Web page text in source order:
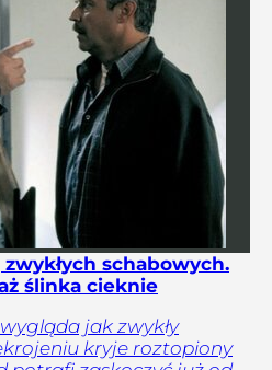
schabowych.
ślinka cieknie
jak zwykły
kryje roztopiony